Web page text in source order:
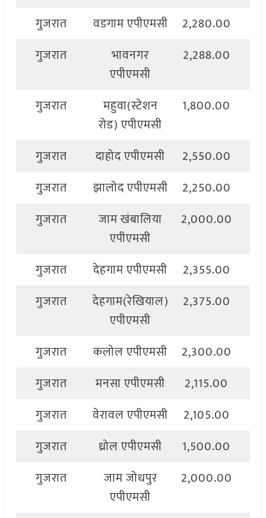
गुजरात
वडगाम एपीएमसी 2,280.00
गुजरात
भावनगर
एपीएमसी
2,288.00
गुजरात
महुवा(स्टेशन
रोड) एपीएमसी
1,800.00
गुजरात दाहोद एपीएमसी 2,550.00
गुजरात
झालोद एपीएमसी 2,250.00
गुजरात
जाम खंबालिया
एपीएमसी
2,000.00
गुजरात देहगाम एपीएमसी 2,355.00
गुजरात
देहगाम(रेखियाल)
एपीएमसी
2,375.00
गुजरात कलोल एपीएमसी 2,300.00
गुजरात
मनसा एपीएमसी 2,115.00
गुजरात
वेरावल एपीएमसी 2,105.00
गुजरात
ध्रोल एपीएमसी 1,500.00
गुजरात
जाम जोधपुर
एपीएमसी
2,000.00